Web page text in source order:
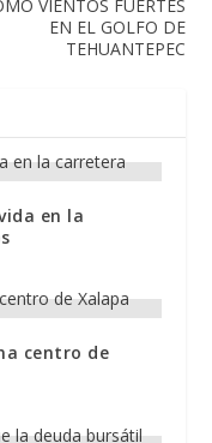
VIENTOS FUERTES
EN EL GOLFO DE
TEHUANTEPEC
en la
centro de